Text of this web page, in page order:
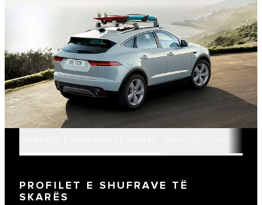
PROFILET E SHUFRAVE TË
SKARËS